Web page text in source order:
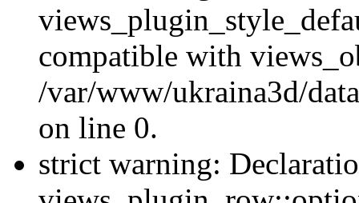
compatible with
/var/www/ukraina3d/
on line 0.
strict warning: